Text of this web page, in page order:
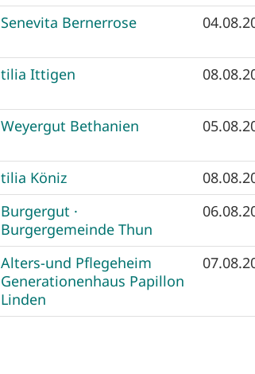
Senevita Bernerrose
tilia Ittigen
Weyergut Bethanien
tilia Köniz
Burgergut ·
Burgergemeinde Thun
Alters-und Pflegeheim
Generationenhaus Papillon
Linden